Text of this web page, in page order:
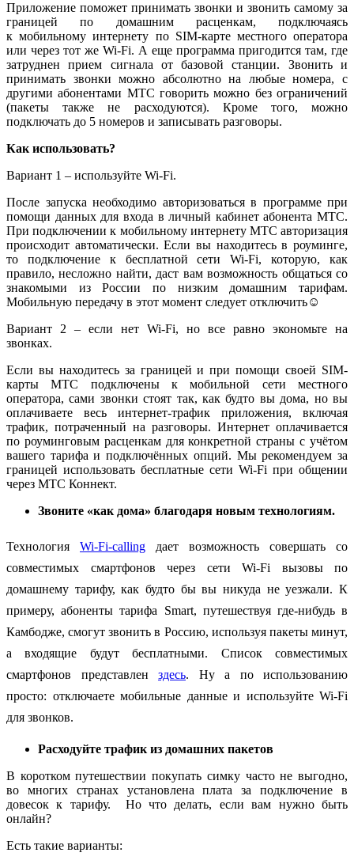
Приложение поможет принимать звонки и звонить самому за
границей по домашним расценкам, подключаясь
к мобильному интернету по SIM-карте местного оператора
или через тот же Wi-Fi. А еще программа пригодится там, где
затруднен прием сигнала от базовой станции. Звонить и
принимать звонки можно абсолютно на любые номера, с
другими абонентами МТС говорить можно без ограничений
(пакеты также не расходуются). Кроме того, можно
подключать до 5 номеров и записывать разговоры.
Как использовать?
Вариант 1 – используйте Wi-Fi.
После запуска необходимо авторизоваться в программе при
помощи данных для входа в личный кабинет абонента МТС.
При подключении к мобильному интернету МТС авторизация
происходит автоматически. Если вы находитесь в роуминге,
то подключение к бесплатной сетиWi-Fi, которую, как
правило, несложно найти, даст вам возможность общаться со
знакомыми из России по низким домашним тарифам.
Мобильную передачу в этот момент следует отключить☺
Вариант 2 – если нет Wi-Fi, но все равно экономьте на
звонках.
Если вы находитесь за границей и при помощи своей SIM-
карты МТС подключены к мобильной сети местного
оператора, сами звонки стоят так, как будто вы дома, но вы
оплачиваете весь интернет-трафик приложения, включая
трафик, потраченный на разговоры. Интернет оплачивается
по роуминговым расценкам для конкретной страны с учётом
вашего тарифа и подключённых опций. Мы рекомендуем за
границей использовать бесплатные сети Wi-Fi при общении
через МТС Коннект.
Звоните «как дома» благодаря новым технологиям.
Технология Wi-Fi-calling дает возможность совершать со
совместимых смартфонов через сети Wi-Fi вызовы по
домашнему тарифу, как будто бы вы никуда не уезжали. К
примеру, абоненты тарифа Smart, путешествуя где-нибудь в
Камбодже, смогут звонить в Россию, используя пакеты минут,
а входящие будут бесплатными. Список совместимых
смартфонов представлен здесь. Ну а по использованию
просто: отключаете мобильные данные и используйте Wi-Fi
для звонков.
Расходуйте трафик из домашних пакетов
В коротком путешествии покупать симку часто не выгодно,
во многих странах установлена плата за подключение в
довесок к тарифу. Но что делать, если вам нужно быть
онлайн?
Есть такие варианты: